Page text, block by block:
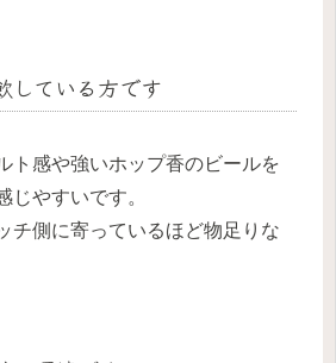
している方です
ト感や強いホップ香のビールを
じやすいです。
チ側に寄っているほど物足りな